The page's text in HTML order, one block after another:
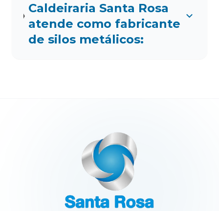
Caldeiraria Santa Rosa
atende como fabricante
de silos metálicos: